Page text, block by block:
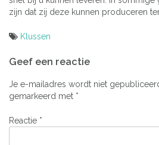
zijn dat zij deze kunnen produceren
Klussen
navigatie
Geef een reactie
Je e-mailadres wordt niet
gemarkeerd met *
Reactie *